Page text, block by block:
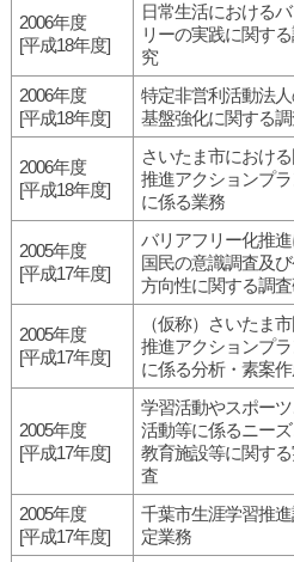
2006年度
[平成18年度]
日常生活における
リーの実践に関す
究
2006年度
[平成18年度]
特定非営利活動法
基盤強化に関する
2006年度
[平成18年度]
さいたま市におけ
推進アクションプ
に係る業務
2005年度
[平成17年度]
バリアフリー化推
国民の意識調査及
方向性に関する調
2005年度
[平成17年度]
（仮称）さいたま
推進アクションプ
に係る分析・素案
2005年度
[平成17年度]
学習活動やスポー
活動等に係るニー
教育施設等に関す
査
2005年度
[平成17年度]
千葉市生涯学習推
定業務